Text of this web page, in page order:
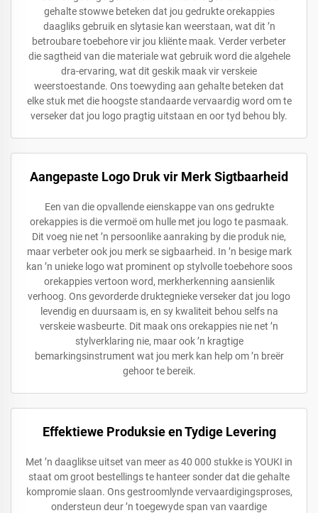
gehalte stowwe beteken dat jou gedrukte orekappies
daagliks gebruik en slytasie kan weerstaan, wat dit ’n
betroubare toebehore vir jou kliënte maak. Verder verbeter
die sagtheid van die materiale wat gebruik word die algehele
dra-ervaring, wat dit geskik maak vir verskeie
weerstoestande. Ons toewyding aan gehalte beteken dat
elke stuk met die hoogste standaarde vervaardig word om te
verseker dat jou logo pragtig uitstaan en oor tyd behou bly.
Aangepaste Logo Druk vir Merk Sigtbaarheid
Een van die opvallende eienskappe van ons gedrukte
orekappies is die vermoë om hulle met jou logo te pasmaak.
Dit voeg nie net ’n persoonlike aanraking by die produk nie,
maar verbeter ook jou merk se sigbaarheid. In ’n besige mark
kan ’n unieke logo wat prominent op stylvolle toebehore soos
orekappies vertoon word, merkherkenning aansienlik
verhoog. Ons gevorderde druktegnieke verseker dat jou logo
levendig en duursaam is, en sy kwaliteit behou selfs na
verskeie wasbeurte. Dit maak ons orekappies nie net ’n
stylverklaring nie, maar ook ’n kragtige
bemarkingsinstrument wat jou merk kan help om ’n breër
gehoor te bereik.
Effektiewe Produksie en Tydige Levering
Met ’n daaglikse uitset van meer as 40 000 stukke is YOUKI in
staat om groot bestellings te hanteer sonder dat die gehalte
kompromie slaan. Ons gestroomlynde vervaardigingsproses,
ondersteun deur ’n toegewyde span van vaardige